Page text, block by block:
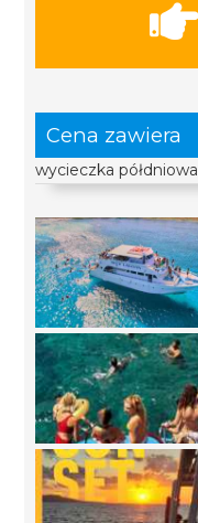
Cena zawiera
wycieczka półdniowa